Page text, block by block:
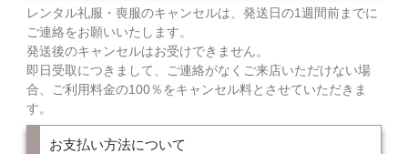
レンタル礼服・喪服のキャンセルは、発送日の1週間前までに
ご連絡をお願いいたします。
発送後のキャンセルはお受けできません。
即日受取につきまして、ご連絡がなくご来店いただけない場
合、ご利用料金の100％をキャンセル料とさせていただきま
す。
お支払い方法について